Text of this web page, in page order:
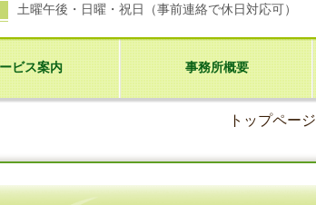
土曜午後・日曜・祝日（事前連絡で休日対応可）
ビス案内 事務所概要
トップページ